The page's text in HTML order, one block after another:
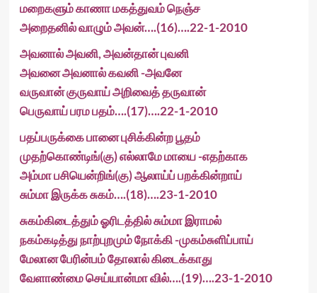
மறைகளும் காணா மகத்துவம் நெஞ்ச
அறைதனில் வாழும் அவன்….(16)….22-1-2010
அவனால் அவனி, அவன்தான் புவனி
அவனை அவனால் கவனி -அவனே
வருவான் குருவாய் அறிவைத் தருவான்
பெருவாய் பரம பதம்….(17)….22-1-2010
பதப்பருக்கை பானை புசிக்கின்ற பூதம்
முதற்கொண்டிங்(கு) எல்லாமே மாயை -எதற்காக
அம்மா பசியென்றிங்(கு) ஆலாய்ப் பறக்கின்றாய்
சும்மா இருக்க சுகம்….(18)….23-1-2010
சுகம்கிடைத்தும் ஓரிடத்தில் சும்மா இராமல்
நகம்கடித்து நாற்புறமும் நோக்கி -முகம்சுளிப்பாய்
மேலான பேரின்பம் தோலால் கிடைக்காது
வேளாண்மை செய்யான்மா வில்….(19)….23-1-2010